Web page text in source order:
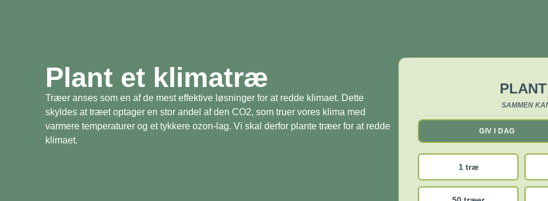
Plant et klimatræ
Træer anses som en af de mest effektive løsninger for at redde klimaet. Dette
skyldes at træet optager en stor andel af den CO2, som truer vores klima med
varmere temperaturer og et tykkere ozon-lag. Vi skal derfor plante træer for at redde
klimaet.
SAMMEN
GIV I DAG
1 træ